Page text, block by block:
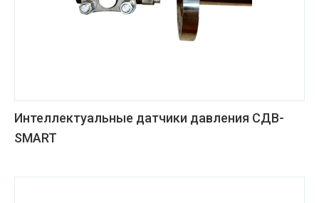
Интеллектуальные датчики давления СДВ-
SMART